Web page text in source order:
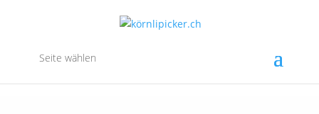
Seite wählen